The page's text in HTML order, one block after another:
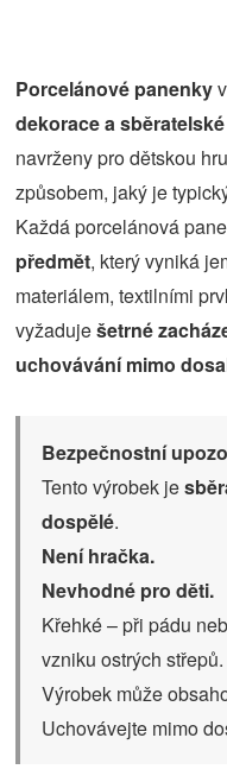
Porcelánové panenky
dekorace a
navrženy pro dětskou
způsobem, jaký je
Každá porcelánová
předmět, který vyniká
materiálem, textilními
vyžaduješetrné
uchovávání mimo
Bezpečnostní
Tento výrobek je
dospělé.
Není hračka.
Nevhodné pro děti.
Křehké – při pádu
vzniku ostrých střepů.
Výrobek může
Uchovávejte mimo